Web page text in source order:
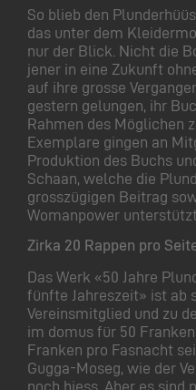
So blieb den
das unter dem
nur der Blick. Nicht die
jener in eine Zukunft
auf ihre grosse
gestern gelungen, ihr
Rahmen des Möglichen
Exemplare gingen an
Produktion des Buchs
Schaan, welche die
grosszügigen Beitrag
Womanpower
Zirka 20 Rappen pro
Das Werk «50 Jahre
fünfte Jahreszeit» ist ab
Vereinsmitglied und zu
im domus für 50
Franken pro Fasnacht
Gugga-Moseg, wie der
noch hiess. Aber es sind